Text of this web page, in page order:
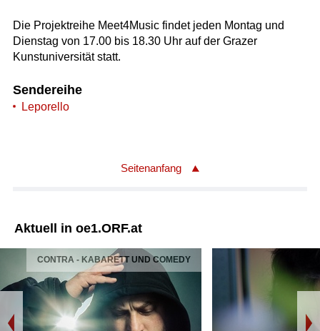
Die Projektreihe Meet4Music findet jeden Montag und
Dienstag von 17.00 bis 18.30 Uhr auf der Grazer
Kunstuniversität statt.
Sendereihe
Leporello
Seitenanfang
Aktuell in oe1.ORF.at
CONTRA - KABARETT UND COMEDY